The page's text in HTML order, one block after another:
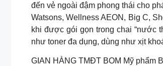
đến vẻ ngoài đậm phong thái cho
Watsons, Wellness AEON, Big C,
khi được gói gọn trong chai “nước
như toner đa dụng, dùng như xịt
GIAN HÀNG TMĐT BOM Mỹ phẩm